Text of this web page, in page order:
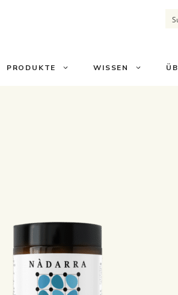
PRODUKTE WISSEN